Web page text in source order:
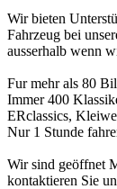
Wir bieten
Fahrzeug bei
ausserhalb wenn
Fur mehr als 80
Immer 400
ERclassics,
Nur 1 Stunde
Wir sind geöffnet
kontaktieren Sie